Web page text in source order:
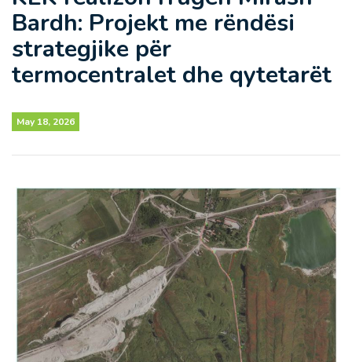
Bardh: Projekt me rëndësi
strategjike për
termocentralet dhe qytetarët
May 18, 2026